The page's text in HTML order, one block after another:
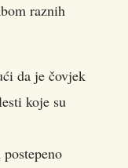
raznih
da je čovjek
koje su